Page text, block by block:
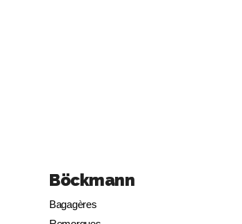
Böckmann
Bagagères